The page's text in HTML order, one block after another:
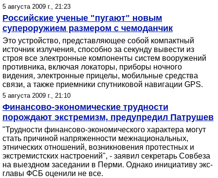
5 августа 2009 г., 21:23
Российские ученые "пугают" новым
супероружием размером с чемоданчик
Это устройство, представляющее собой компактный
источник излучения, способно за секунду вывести из
строя все электронные компоненты систем вооружений
противника, включая локаторы, приборы ночного
видения, электронные прицелы, мобильные средства
связи, а также приемники спутниковой навигации GPS.
5 августа 2009 г., 21:10
Финансово-экономические трудности
порождают экстремизм, предупредил Патрушев
"Трудности финансово-экономического характера могут
стать причиной напряженности межнациональных,
этнических отношений, возникновения протестных и
экстремистских настроений", - заявил секретарь Совбеза
на выездном заседании в Перми. Однако инициативу экс-
главы ФСБ оценили не все.